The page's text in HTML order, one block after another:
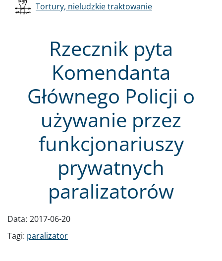
Rzecznik pyta
Komendanta
Głównego Policji o
używanie przez
funkcjonariuszy
prywatnych
paralizatorów
Data: 2017-06-20
Tagi: paralizator
Tortury, nieludzkie traktowanie